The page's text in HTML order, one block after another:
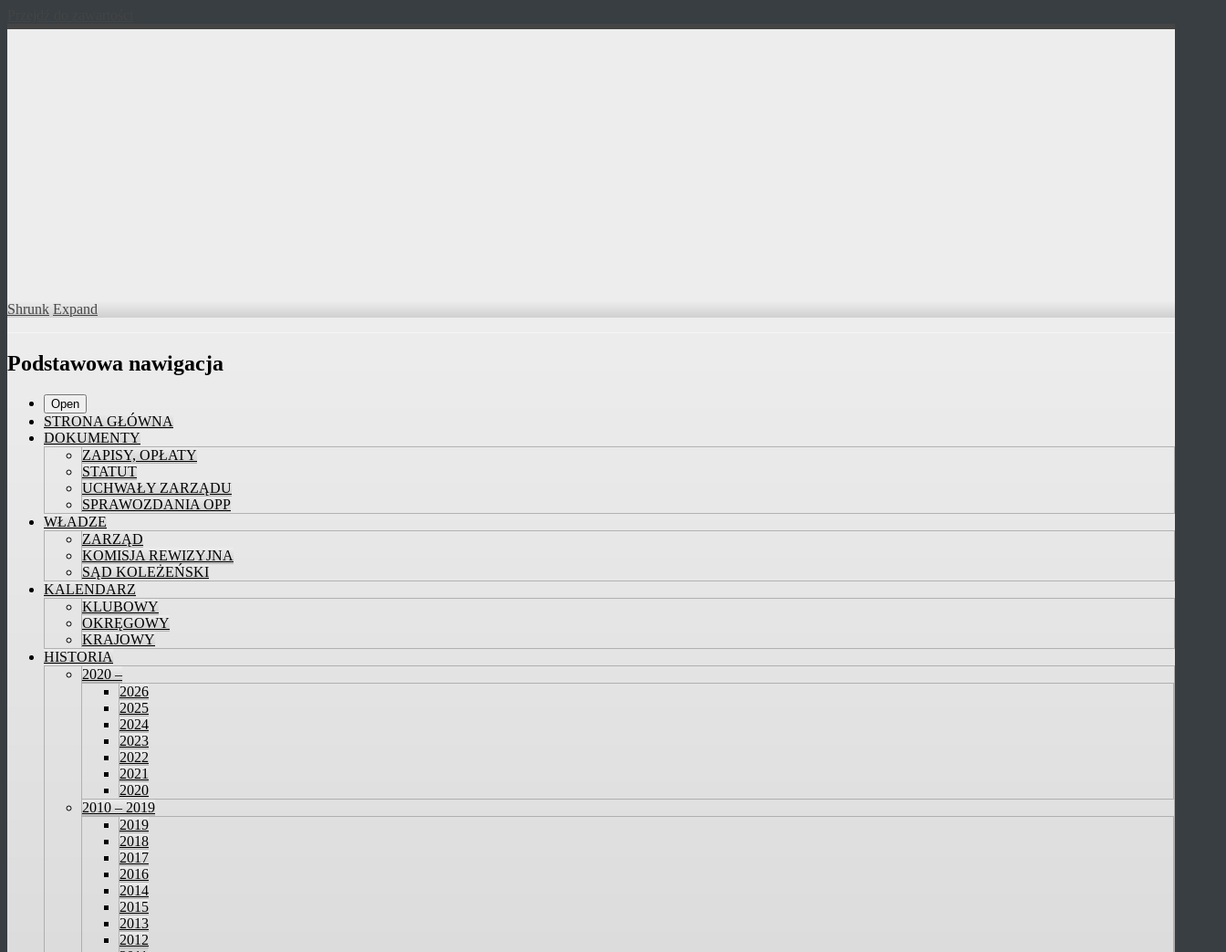
Shrunk Expand
Podstawowa nawigacja
Open
STRONA GŁÓWNA
DOKUMENTY
ZAPISY, OPŁATY
STATUT
UCHWAŁY ZARZĄDU
SPRAWOZDANIA OPP
WŁADZE
ZARZĄD
KOMISJA REWIZYJNA
SĄD KOLEŻEŃSKI
KALENDARZ
KLUBOWY
OKRĘGOWY
KRAJOWY
HISTORIA
2020 –
2026
2025
2024
2023
2022
2021
2020
2010 – 2019
2019
2018
2017
2016
2014
2015
2013
2012